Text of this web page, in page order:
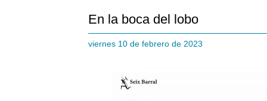
En la boca del lobo
viernes 10 de febrero de 2023